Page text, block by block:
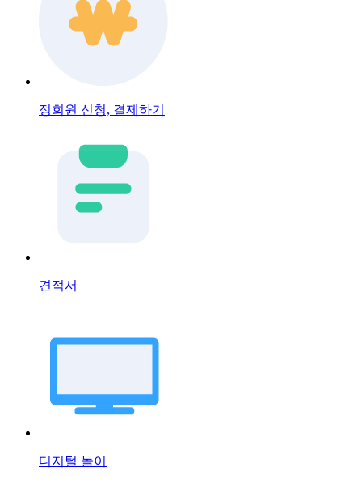
정회원 신청, 결제하기
견적서
디지털 놀이